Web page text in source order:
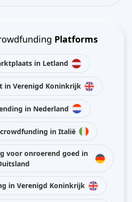
Platforms
in Letland
in Verenigd Koninkrijk
in Nederland
in Italië
voor onroerend goed in
in Verenigd Koninkrijk